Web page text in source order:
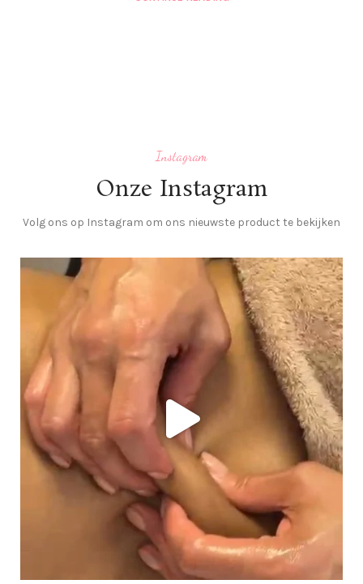
Instagram
Onze Instagram
Volg ons op Instagram om ons nieuwste product te bekijken